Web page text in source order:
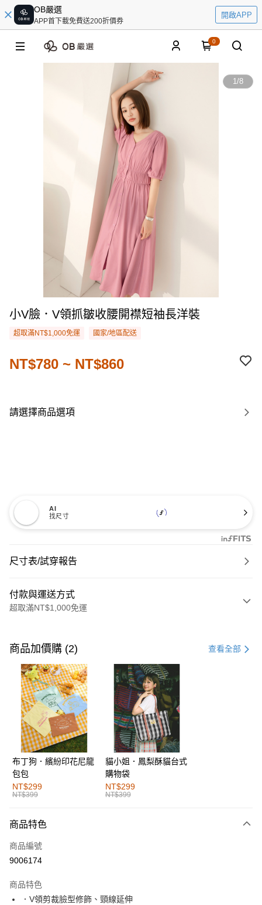
OB嚴選
APP首下載免費送200折價券
開啟APP
0
1/8
小V臉．V領抓皺收腰開襟短袖長洋裝
超取滿NT$1,000免運 國家/地區配送
NT$780 ~ NT$860
請選擇商品選項
AI
找尺寸
尺寸表/試穿報告
付款與運送方式
超取滿NT$1,000免運
信用卡一次付款
購物金
超商取貨付款
LINE Pay
街口支付
運送方式
全家取貨付款
每筆NT$60，滿NT$1,000(含以上)免運費
付款後全家取貨
萊爾富取貨付款
付款後萊爾富取貨
商品加價購 (2) 查看全部
布丁狗．繽紛印花尼龍
包包
NT$299
NT$399
貓小姐．鳳梨酥貓台式
購物袋
NT$299
NT$399
商品特色
商品編號
9006174
商品特色
．V領剪裁臉型修飾、頸線延伸